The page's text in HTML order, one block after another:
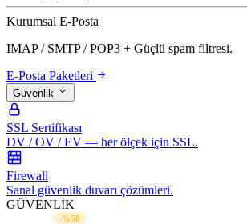
Kurumsal E-Posta
IMAP / SMTP / POP3 + Güçlü spam filtresi.
E-Posta Paketleri
Güvenlik
SSL Sertifikası
DV / OV / EV — her ölçek için SSL.
Firewall
Sanal güvenlik duvarı çözümleri.
GÜVENLİK
-%50